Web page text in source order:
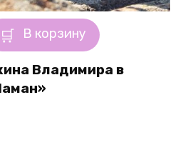
В корзину
Владимира в